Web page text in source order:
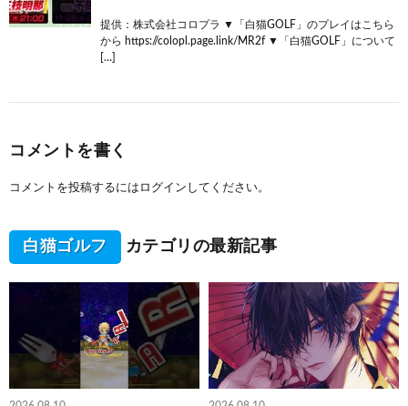
提供：株式会社コロプラ ▼「白猫GOLF」のプレイはこちら
から https://colopl.page.link/MR2f ▼「白猫GOLF」について
[…]
コメントを書く
コメントを投稿するには ログイン してください。
白猫ゴルフ カテゴリの最新記事